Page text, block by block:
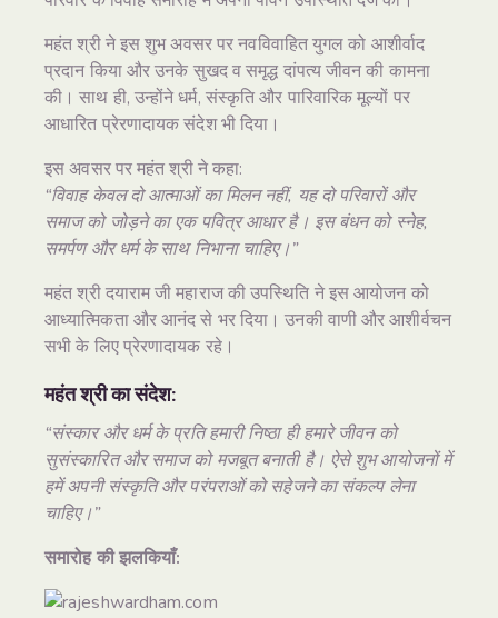
महंत श्री ने इस शुभ अवसर पर नवविवाहित युगल को आशीर्वाद
प्रदान किया और उनके सुखद व समृद्ध दांपत्य जीवन की कामना
की। साथ ही, उन्होंने धर्म, संस्कृति और पारिवारिक मूल्यों पर
आधारित प्रेरणादायक संदेश भी दिया।
इस अवसर पर महंत श्री ने कहा:
“विवाह केवल दो आत्माओं का मिलन नहीं, यह दो परिवारों और
समाज को जोड़ने का एक पवित्र आधार है। इस बंधन को स्नेह,
समर्पण और धर्म के साथ निभाना चाहिए।”
महंत श्री दयाराम जी महाराज की उपस्थिति ने इस आयोजन को
आध्यात्मिकता और आनंद से भर दिया। उनकी वाणी और आशीर्वचन
सभी के लिए प्रेरणादायक रहे।
महंत श्री का संदेश:
“संस्कार और धर्म के प्रति हमारी निष्ठा ही हमारे जीवन को
सुसंस्कारित और समाज को मजबूत बनाती है। ऐसे शुभ आयोजनों में
हमें अपनी संस्कृति और परंपराओं को सहेजने का संकल्प लेना
चाहिए।”
समारोह की झलकियाँ: